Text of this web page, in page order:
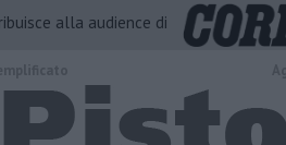
alla audience di